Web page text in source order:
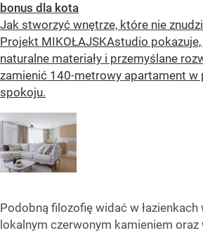
bonus dla kota
Jak stworzyć wnętrze, które nie
Projekt MIKOŁAJSKAstudio
naturalne materiały i przemyślane
zamienić 140-metrowy apartament w
spokoju.
Podobną filozofię widać w
lokalnym czerwonym kamieniem oraz